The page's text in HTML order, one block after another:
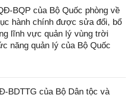
BQP của Bộ Quốc phòng về
hành chính được sửa đổi, bổ
lĩnh vực quản lý vùng trời
năng quản lý của Bộ Quốc
BDTTG của Bộ Dân tộc và